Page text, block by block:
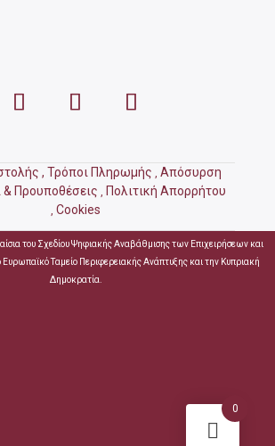
,Τρόποι Πληρωμής ,Απόσυρση
& Προυποθέσεις , Πολιτική Απορρήτου
, Cookies
του Σχεδίου Ψηφιακής Αναβάθμισης των Επιχειρήσεων και
Ευρωπαϊκό Ταμείο Περιφερειακής Ανάπτυξης και την Κυπριακή
Δημοκρατία.
0